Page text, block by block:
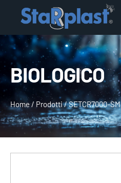
BIOLOGICO
Home/ Prodotti/SETCR7000-SM